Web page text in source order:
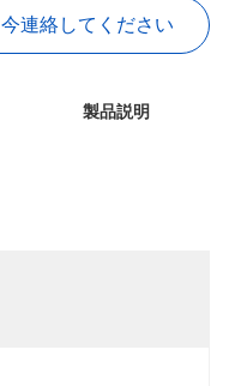
今連絡してください
製品説明